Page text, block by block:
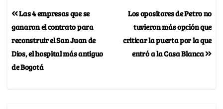
Los opositores de Petro no
tuvieron más opción que
criticar la puerta por la que
entró a la Casa Blanca
Las 4 empresas que se
ganaron el contrato para
reconstruir el San Juan de
Dios, el hospital más antiguo
de Bogotá